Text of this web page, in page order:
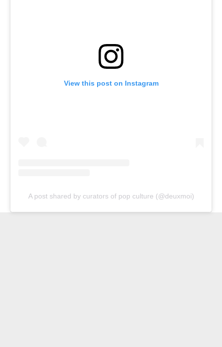
View this post on Instagram
A post shared by curators of pop culture (@deuxmoi)